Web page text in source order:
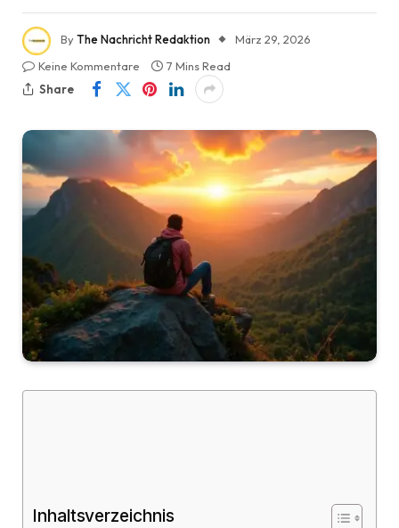
ByThe Nachricht Redaktion
März 29, 2026
Keine Kommentare
7 Mins Read
Share
Inhaltsverzeichnis